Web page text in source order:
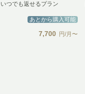
いつでも返せるプラン
あとから購入可能
7,700 円/月〜